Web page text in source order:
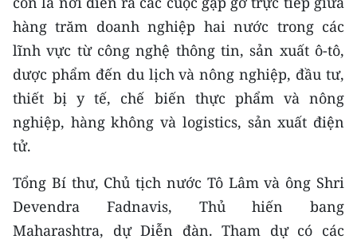
CHƯƠNG TRÌNH OCOP - MỖI XÃ
MỘT SẢN PHẨM
RADIO
MEDIA CENTER
E-Magazine
Video
Media Chính trị
hàng trăm doanh nghiệp hai nước trong các
lĩnh vực từ công nghệ thông tin, sản xuất ô-tô,
dược phẩm đến du lịch và nông nghiệp, đầu tư,
thiết bị y tế, chế biến thực phẩm và nông
nghiệp, hàng không và logistics, sản xuất điện
tử.
Tổng Bí thư, Chủ tịch nước Tô Lâm và ông Shri
Devendra Fadnavis, Thủ hiến bang
Maharashtra, dự Diễn đàn. Tham dự có các